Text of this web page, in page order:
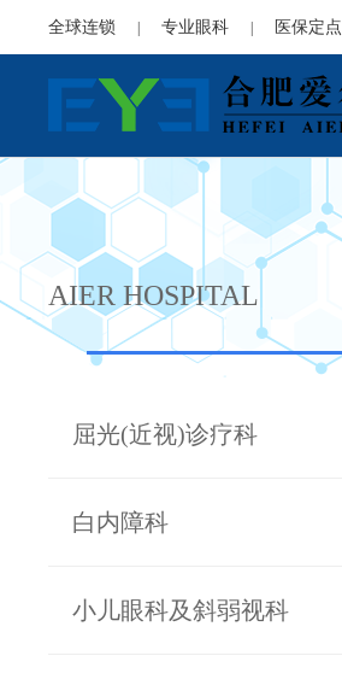
全球连锁 | 专业眼科 | 医保定点
AIER HOSPITAL
屈光(近视)诊疗科
白内障科
小儿眼科及斜弱视科